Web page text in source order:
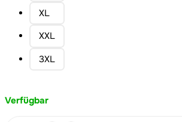
XL
XXL
3XL
Verfügbar